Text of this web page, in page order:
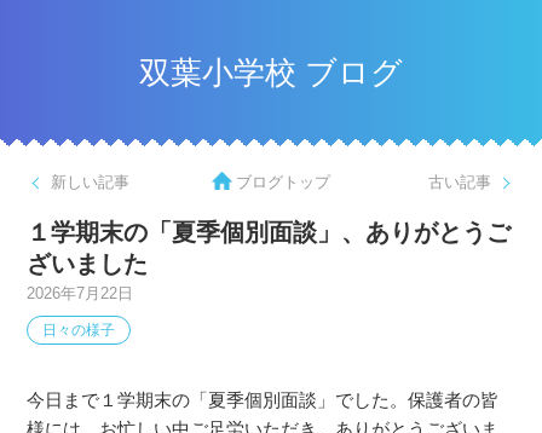
双葉小学校 ブログ
新しい記事 古い記事
ブログトップ
１学期末の「夏季個別面談」、ありがとうご
ざいました
2026年7月22日
日々の様子
今日まで１学期末の「夏季個別面談」でした。保護者の皆
様には、お忙しい中ご足労いただき、ありがとうございま